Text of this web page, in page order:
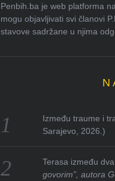
Penbih.ba je web platforma
mogu objavljivati svi članovi
stavove sadržane u njima
Između traume i
Sarajevo, 2026.)
Terasa između
govorim”, autora